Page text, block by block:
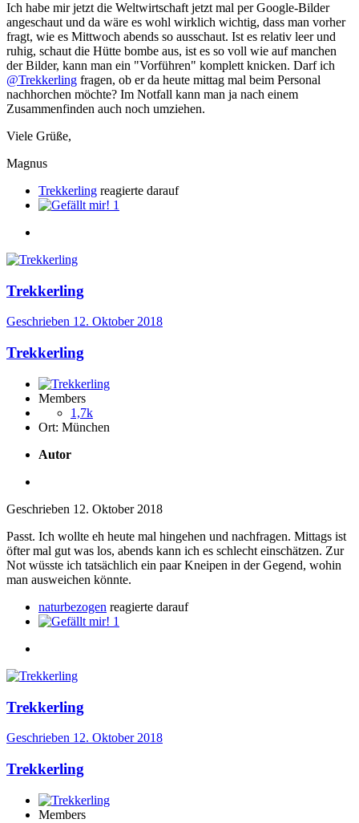
Ich habe mir jetzt die Weltwirtschaft jetzt mal per Google-Bilder
angeschaut und da wäre es wohl wirklich wichtig, dass man vorher
fragt, wie es Mittwoch abends so ausschaut. Ist es relativ leer und
ruhig, schaut die Hütte bombe aus, ist es so voll wie auf manchen
der Bilder, kann man ein "Vorführen" komplett knicken. Darf ich
@Trekkerling fragen, ob er da heute mittag mal beim Personal
nachhorchen möchte? Im Notfall kann man ja nach einem
Zusammenfinden auch noch umziehen.
Viele Grüße,
Magnus
Trekkerling reagierte darauf
1
Trekkerling
Geschrieben 12. Oktober 2018
Trekkerling
Members
1,7k
Ort: München
Autor
Geschrieben 12. Oktober 2018
Passt. Ich wollte eh heute mal hingehen und nachfragen. Mittags ist
öfter mal gut was los, abends kann ich es schlecht einschätzen. Zur
Not wüsste ich tatsächlich ein paar Kneipen in der Gegend, wohin
man ausweichen könnte.
naturbezogen reagierte darauf
1
Trekkerling
Geschrieben 12. Oktober 2018
Trekkerling
Members